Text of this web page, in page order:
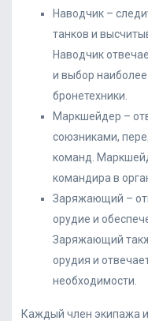
Наводчик –
танков и
Наводчик
и выбор
бронетехники.
Маркшейдер –
союзниками,
команд.
командира в
Заряжающий –
орудие и
Заряжающий
орудия и
необходимости.
Каждый член экипажа